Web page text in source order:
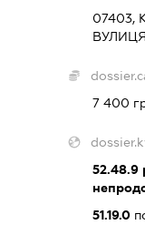
07403,
7 400
52.48.9
51.19.0